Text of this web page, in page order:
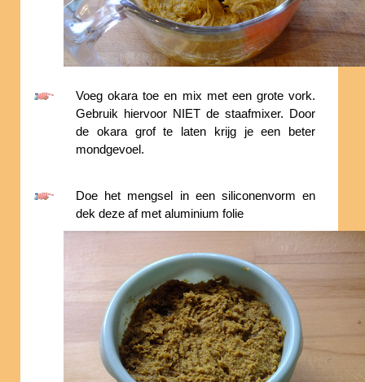
Voeg okara toe en mix met een grote vork.
Gebruik hiervoor NIET de staafmixer. Door
de okara grof te laten krijg je een beter
mondgevoel.
Doe het mengsel in een siliconenvorm en
dek deze af met aluminium folie